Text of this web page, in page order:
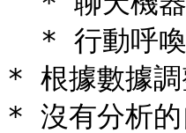
* 根據數據調
* 沒有分析的